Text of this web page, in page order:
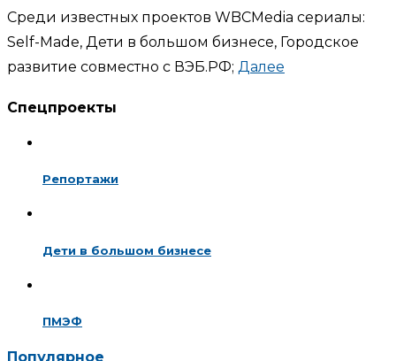
Среди известных проектов WBCMedia сериалы:
Self-Made, Дети в большом бизнесе, Городское
развитие совместно с ВЭБ.РФ; Далее
Спецпроекты
Репортажи
Дети в большом бизнесе
ПМЭФ
Популярное